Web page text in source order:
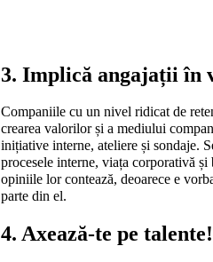
3. Implică angajații în
Companiile cu un nivel ridicat de
crearea valorilor și a mediului
inițiative interne, ateliere și sondaje.
procesele interne, viața corporativă
opiniile lor contează, deoarece e
parte din el.
4. Axează-te pe talente!